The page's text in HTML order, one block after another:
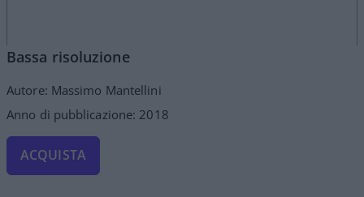
Bassa risoluzione
Autore: Massimo Mantellini
Anno di pubblicazione: 2018
ACQUISTA